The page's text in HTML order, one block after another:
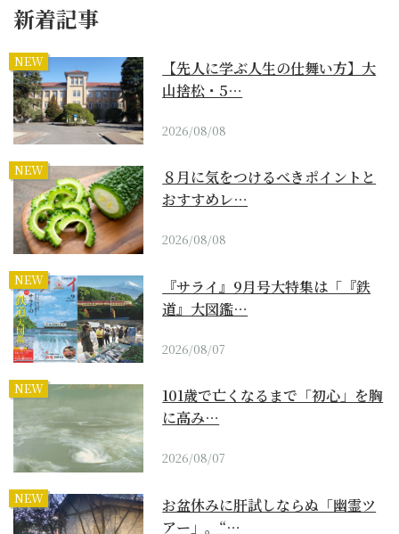
新着記事
NEW
【先人に学ぶ人生の仕舞い方】大
山捨松・5…
2026/08/08
NEW
８月に気をつけるべきポイントと
おすすめレ…
2026/08/08
NEW
『サライ』9月号大特集は「『鉄
道』大図鑑…
2026/08/07
NEW
101歳で亡くなるまで「初心」を胸
に高み…
2026/08/07
NEW
お盆休みに肝試しならぬ「幽霊ツ
アー」。“…